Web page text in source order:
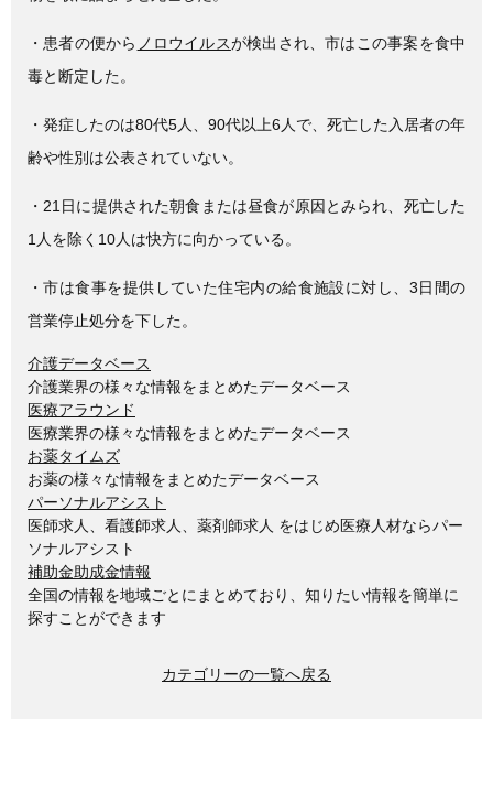
・患者の便から ノロウイルスが検出され、市はこの事案を食中
毒と断定した。
・発症したのは80代5人、90代以上6人で、死亡した入居者の年
齢や性別は公表されていない。
・21日に提供された朝食または昼食が原因とみられ、死亡した
1人を除く10人は快方に向かっている。
・市は食事を提供していた住宅内の給食施設に対し、3日間の
営業停止処分を下した。
介護データベース
介護業界の様々な情報をまとめたデータベース
医療アラウンド
医療業界の様々な情報をまとめたデータベース
お薬タイムズ
お薬の様々な情報をまとめたデータベース
パーソナルアシスト
医師求人、看護師求人、薬剤師求人 をはじめ医療人材ならパー
ソナルアシスト
補助金助成金情報
全国の情報を地域ごとにまとめており、知りたい情報を簡単に
探すことができます
カテゴリーの一覧へ戻る